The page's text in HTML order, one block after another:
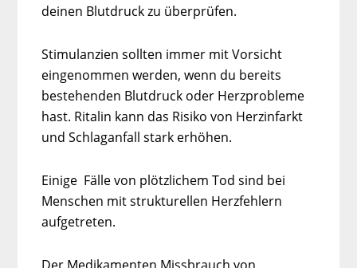
deinen Blutdruck zu überprüfen.
Stimulanzien sollten immer mit Vorsicht
eingenommen werden, wenn du bereits
bestehenden Blutdruck oder Herzprobleme
hast. Ritalin kann das Risiko von Herzinfarkt
und Schlaganfall stark erhöhen.
Einige Fälle von plötzlichem Tod sind bei
Menschen mit strukturellen Herzfehlern
aufgetreten.